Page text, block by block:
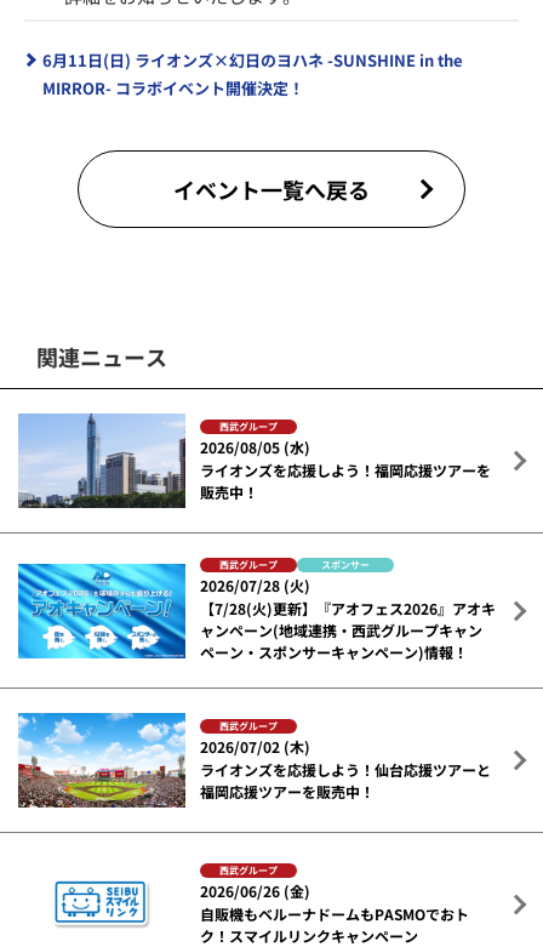
6月11日(日) ライオンズ×幻日のヨハネ -SUNSHINE in the
MIRROR- コラボイベント開催決定！
イベント一覧へ戻る
関連ニュース
西武グループ
2026/08/05 (水)
ライオンズを応援しよう！福岡応援ツアーを
販売中！
西武グループ スポンサー
2026/07/28 (火)
【7/28(火)更新】『アオフェス2026』アオキ
ャンペーン(地域連携・西武グループキャン
ペーン・スポンサーキャンペーン)情報！
西武グループ
2026/07/02 (木)
ライオンズを応援しよう！仙台応援ツアーと
福岡応援ツアーを販売中！
西武グループ
2026/06/26 (金)
自販機もベルーナドームもPASMOでおト
ク！スマイルリンクキャンペーン